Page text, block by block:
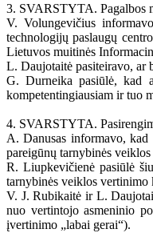
3. SVARSTYTA. Pagalbos
V. Volungevičius
technologijų paslaugų
Lietuvos muitinės
L. Daujotaitė pasiteiravo, ar
G. Durneika pasiūlė, kad
kompetentingiausiam ir tuo
4. SVARSTYTA.
A. Danusas informavo,
pareigūnų tarnybinės
R. Liupkevičienė pasiūlė
tarnybinės veiklos vertinimo
V. J. Rubikaitė ir L.
nuo vertintojo asmeninio
įvertinimo „labai gerai“).